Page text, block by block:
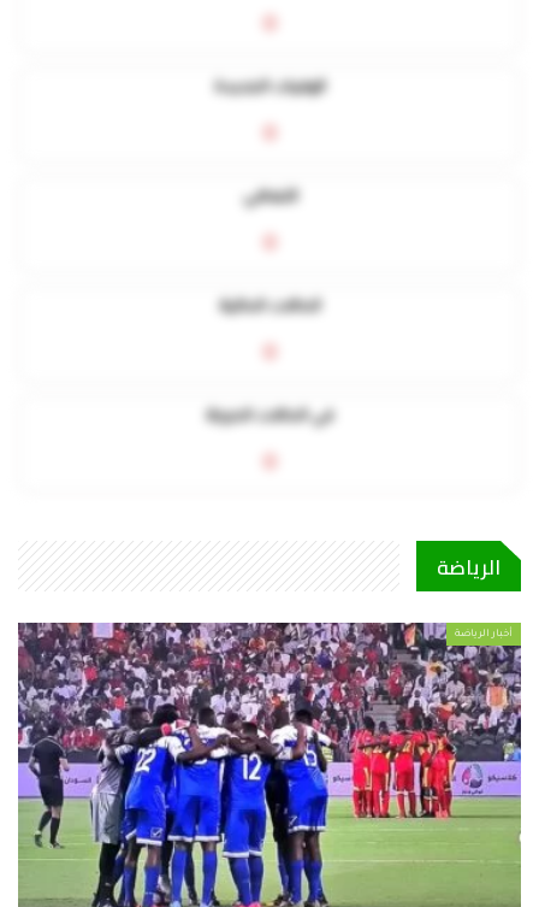
التعافي
في الحالات الحرجة
الرياضة
أخبار الرياضة